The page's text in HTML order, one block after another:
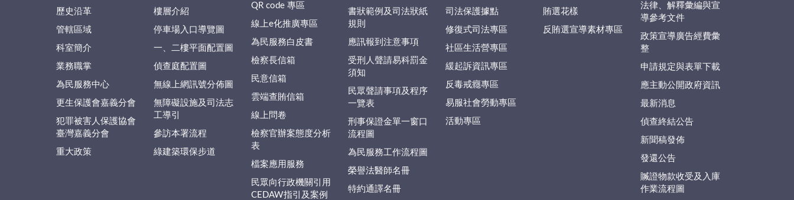
歷史沿革
管轄區域
科室簡介
業務職掌
為民服務中心
更生保護會嘉義分會
犯罪被害人保護協會
臺灣嘉義分會
重大政策
樓層介紹
停車場入口導覽圖
一、二樓平面配置圖
偵查庭配置圖
無線上網訊號分佈圖
無障礙設施及司法志
工導引
參訪本署流程
綠建築環保步道
QR code 專區
線上e化推廣專區
為民服務白皮書
檢察長信箱
民意信箱
雲端查賄信箱
線上問卷
檢察官辦案態度分析
表
檔案應用服務
民眾向行政機關引用
CEDAW指引及案例
書狀範例及司法狀紙
規則
應訊報到注意事項
受刑人聲請易科罰金
須知
民眾聲請事項及程序
一覽表
刑事保證金單一窗口
流程圖
為民服務工作流程圖
榮譽法醫師名冊
特約通譯名冊
司法保護據點
修復式司法專區
社區生活營專區
緩起訴資訊專區
反毒戒癮專區
易服社會勞動專區
活動專區
賄選花樣
反賄選宣導素材專區
法律、解釋彙編與宣
導參考文件
政策宣導廣告經費彙
整
申請規定與表單下載
應主動公開政府資訊
最新消息
偵查終結公告
新聞稿發佈
發還公告
贓證物款收受及入庫
作業流程圖